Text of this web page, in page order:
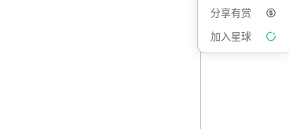
分享有赏
加入星球